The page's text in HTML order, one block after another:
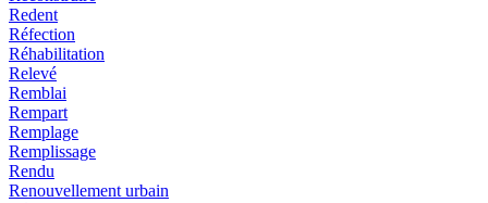
Redent
Réfection
Réhabilitation
Relevé
Remblai
Rempart
Remplage
Remplissage
Rendu
Renouvellement urbain